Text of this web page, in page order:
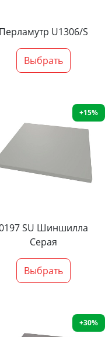
Перламутр U1306/S
Выбрать
+15%
SU Шиншилла
Серая
Выбрать
+30%